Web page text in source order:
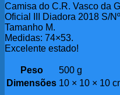
Camisa do C.R. Vasco da
Oficial III Diadora 2018 S/
Tamanho M.
Medidas: 74×53.
Excelente estado!
Peso
500 g
Dimensões 10 × 10 × 10